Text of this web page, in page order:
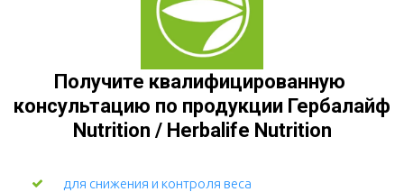
Получите квалифицированную
консультацию по продукции Гербалайф
Nutrition / Herbalife Nutrition
для снижения и контроля веса